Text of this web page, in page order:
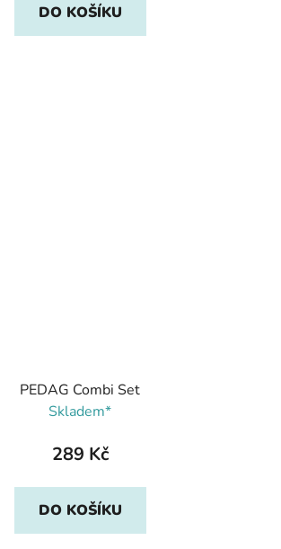
DO KOŠÍKU
PEDAG Combi Set
Skladem*
289 Kč
DO KOŠÍKU